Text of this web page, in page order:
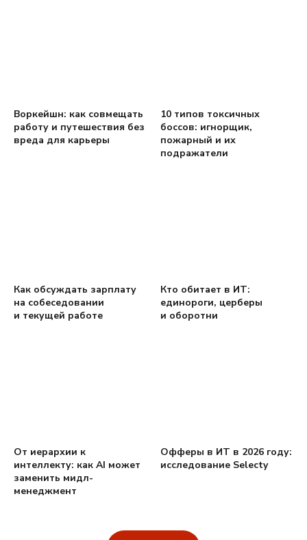
Воркейшн: как совмещать
работу и путешествия без
вреда для карьеры
10 типов токсичных
боссов: игнорщик,
пожарный и их
подражатели
Как обсуждать зарплату
на собеседовании
и текущей работе
Кто обитает в ИТ:
единороги, церберы
и оборотни
От иерархии к
интеллекту: как AI может
заменить мидл-
менеджмент
Офферы в ИТ в 2026 году:
исследование Selecty